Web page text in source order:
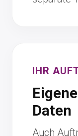
IHR
Daten
Auch